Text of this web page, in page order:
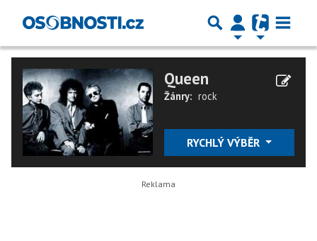
Queen
Žánry: rock
RYCHLÝ VÝBĚR